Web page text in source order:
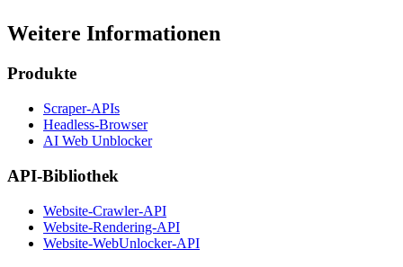
Weitere Informationen
Produkte
Scraper-APIs
Headless-Browser
AI Web Unblocker
API-Bibliothek
Website-Crawler-API
Website-Rendering-API
Website-WebUnlocker-API